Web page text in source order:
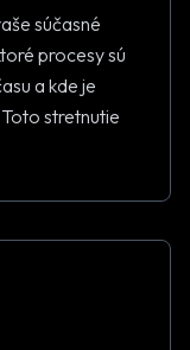
súčasné
procesy sú
a kde je
stretnutie